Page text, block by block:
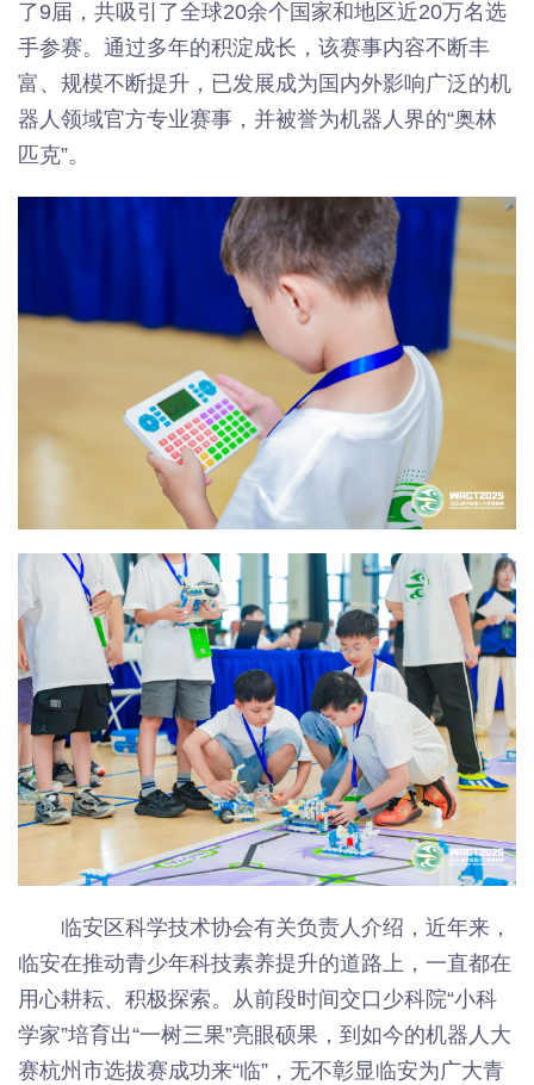
了9届，共吸引了全球20余个国家和地区近20万名选
手参赛。通过多年的积淀成长，该赛事内容不断丰
富、规模不断提升，已发展成为国内外影响广泛的机
器人领域官方专业赛事，并被誉为机器人界的“奥林
匹克”。
临安区科学技术协会有关负责人介绍，近年来，
临安在推动青少年科技素养提升的道路上，一直都在
用心耕耘、积极探索。从前段时间交口少科院“小科
学家”培育出“一树三果”亮眼硕果，到如今的机器人大
赛杭州市选拔赛成功来“临”，无不彰显临安为广大青